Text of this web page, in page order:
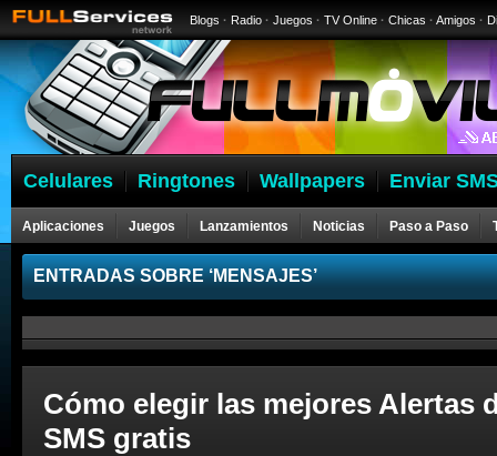
Blogs · Radio · Juegos · TV Online · Chicas · Amigos ·
Celulares Ringtones Wallpapers Enviar
Aplicaciones Juegos Lanzamientos Noticias Paso a Paso
ENTRADAS SOBRE ‘MENSAJES’
Cómo elegir las mejores Alertas
SMS gratis